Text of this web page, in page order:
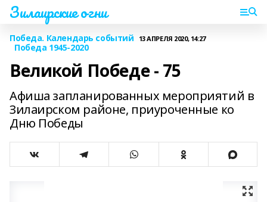
Зилаирские огни
Победа. Календарь событий 13 АПРЕЛЯ 2020, 14:27
Победа 1945-2020
Великой Победе - 75
Афиша запланированных мероприятий в
Зилаирском районе, приуроченные ко
Дню Победы